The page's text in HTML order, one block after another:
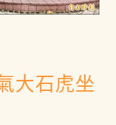
大石虎坐